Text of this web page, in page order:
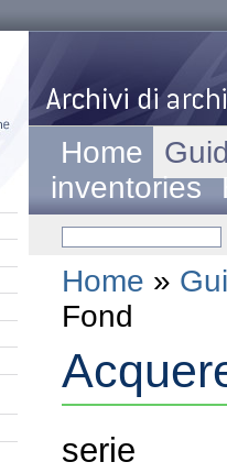
Home
inventories
Home »
Fond
serie